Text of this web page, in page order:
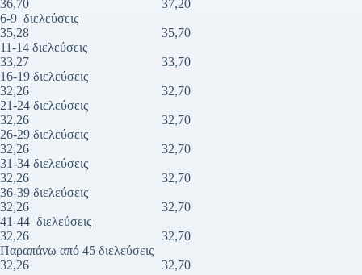
36,70 37,20
6-9 διελεύσεις
35,28 35,70
11-14 διελεύσεις
33,27 33,70
16-19 διελεύσεις
32,26 32,70
21-24 διελεύσεις
32,26 32,70
26-29 διελεύσεις
32,26 32,70
31-34 διελεύσεις
32,26 32,70
36-39 διελεύσεις
32,26 32,70
41-44 διελεύσεις
32,26 32,70
Παραπάνω από 45 διελεύσεις
32,26 32,70